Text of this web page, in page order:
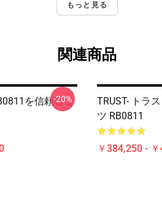
もっと見る
関連商品
を信頼しな
-20%
TRUST- トラ
ツ RB0811
￥384,250 -